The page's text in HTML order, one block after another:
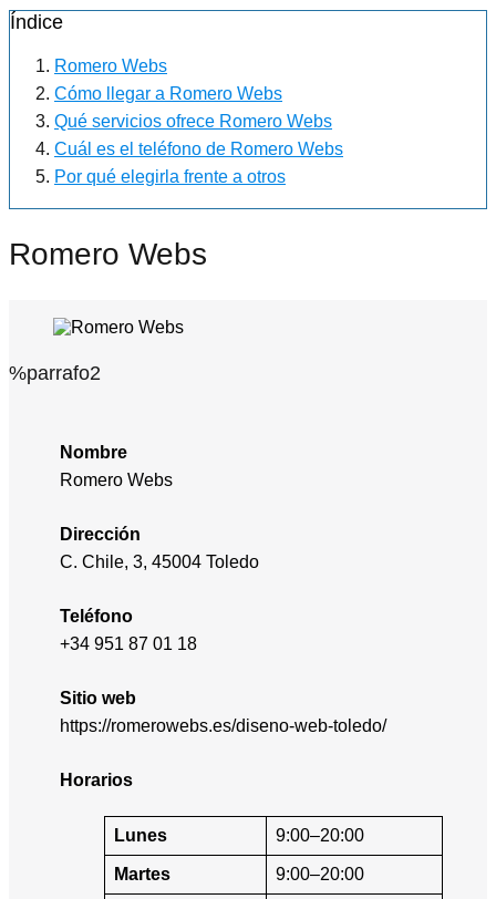
Índice
Romero Webs
Cómo llegar a Romero Webs
Qué servicios ofrece Romero Webs
Cuál es el teléfono de Romero Webs
Por qué elegirla frente a otros
Romero Webs
%parrafo2
Nombre
Romero Webs
Dirección
C. Chile, 3, 45004 Toledo
Teléfono
+34 951 87 01 18
Sitio web
https://romerowebs.es/diseno-web-toledo/
Horarios
Lunes 9:00–20:00
Martes 9:00–20:00